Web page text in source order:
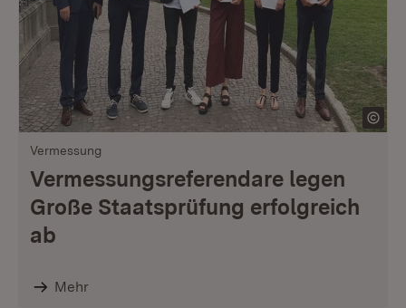
Vermessung
Vermessungsreferendare legen
Große Staatsprüfung erfolgreich
ab
Mehr